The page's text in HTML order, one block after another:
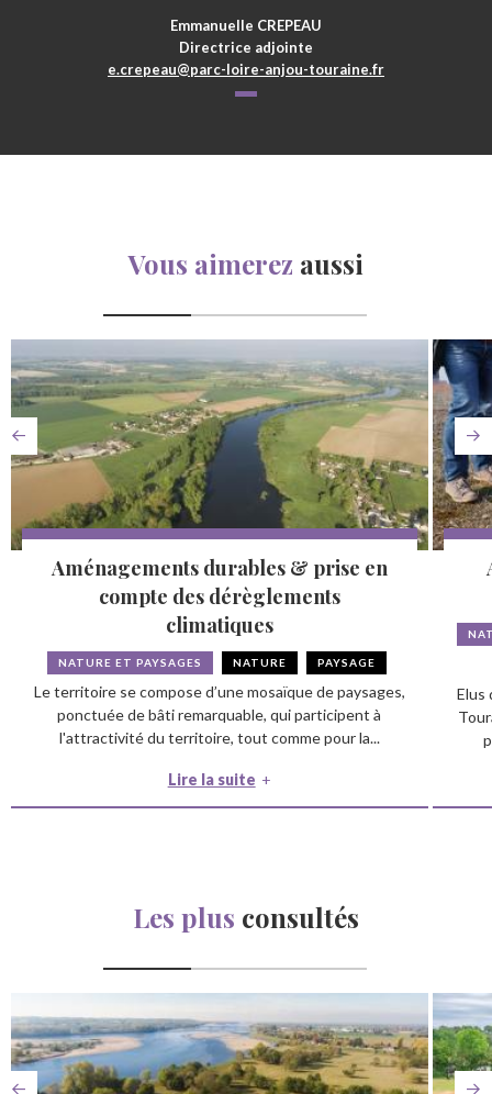
Emmanuelle CREPEAU
Directrice adjointe
e.crepeau@parc-loire-anjou-touraine.fr
Vous aimerez aussi
Aménagements durables & prise en
compte des dérèglements
climatiques
NATURE ET PAYSAGES NATURE PAYSAGE
Le territoire se compose d’une mosaïque de paysages,
ponctuée de bâti remarquable, qui participent à
l'attractivité du territoire, tout comme pour la...
Lire la suite
Elus
Les plus consultés